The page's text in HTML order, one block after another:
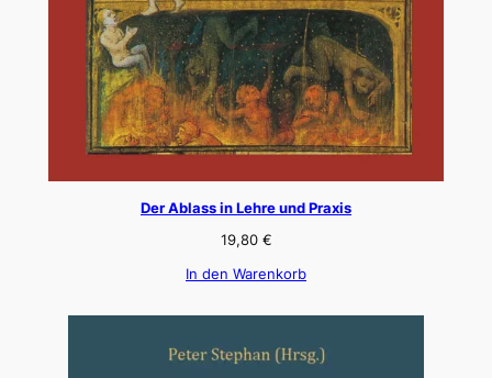
Der Ablass in Lehre und Praxis
19,80 €
In den Warenkorb